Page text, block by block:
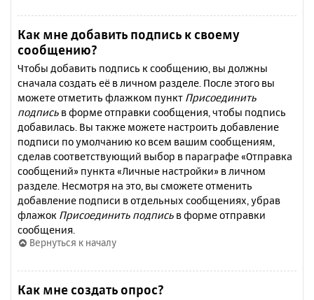
Как мне добавить подпись к своему
сообщению?
Чтобы добавить подпись к сообщению, вы должны
сначала создать её в личном разделе. После этого вы
можете отметить флажком пункт Присоединить
подпись в форме отправки сообщения, чтобы подпись
добавилась. Вы также можете настроить добавление
подписи по умолчанию ко всем вашим сообщениям,
сделав соответствующий выбор в параграфе «Отправка
сообщений» пункта «Личные настройки» в личном
разделе. Несмотря на это, вы сможете отменить
добавление подписи в отдельных сообщениях, убрав
флажок Присоединить подпись в форме отправки
сообщения.
Вернуться к началу
Как мне создать опрос?